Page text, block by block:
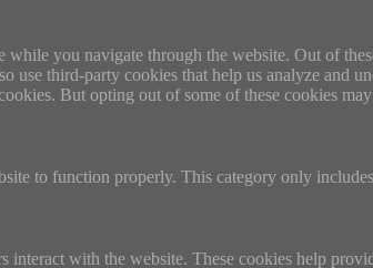
you navigate through the website. Out of
use third-party cookies that help us analyze
But opting out of some of these cookies
to function properly. This category only
interact with the website. These cookies help